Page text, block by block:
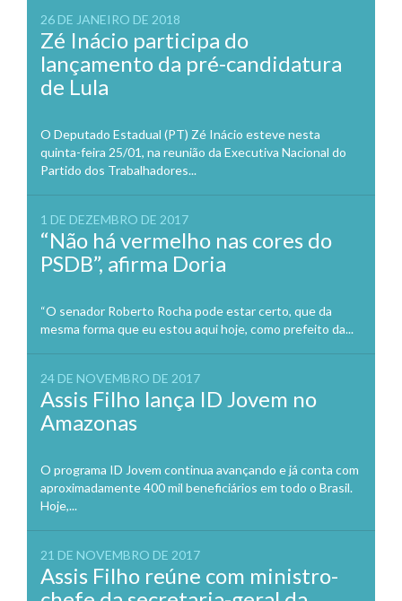
26 DE JANEIRO DE 2018
Zé Inácio participa do
lançamento da pré-candidatura
de Lula
O Deputado Estadual (PT) Zé Inácio esteve nesta
quinta-feira 25/01, na reunião da Executiva Nacional do
Partido dos Trabalhadores...
1 DE DEZEMBRO DE 2017
“Não há vermelho nas cores do
PSDB”, afirma Doria
“O senador Roberto Rocha pode estar certo, que da
mesma forma que eu estou aqui hoje, como prefeito da...
24 DE NOVEMBRO DE 2017
Assis Filho lança ID Jovem no
Amazonas
O programa ID Jovem continua avançando e já conta com
aproximadamente 400 mil beneficiários em todo o Brasil.
Hoje,...
21 DE NOVEMBRO DE 2017
Assis Filho reúne com ministro-